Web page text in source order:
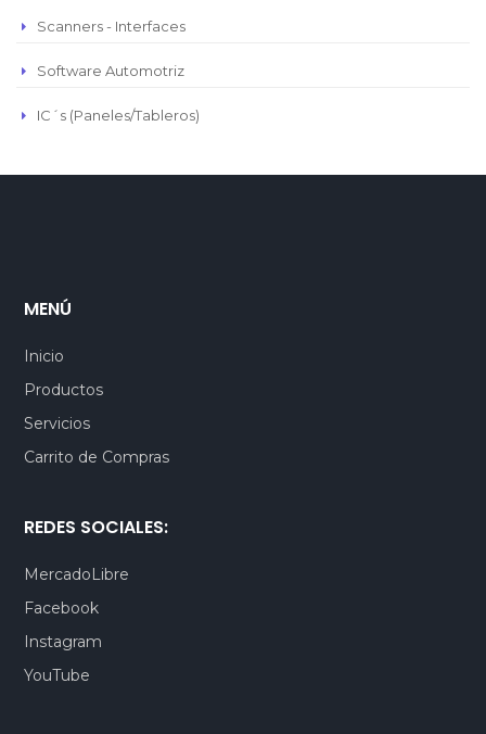
Scanners - Interfaces
Software Automotriz
IC´s (Paneles/Tableros)
MENÚ
Inicio
Productos
Servicios
Carrito de Compras
REDES SOCIALES:
MercadoLibre
Facebook
Instagram
YouTube